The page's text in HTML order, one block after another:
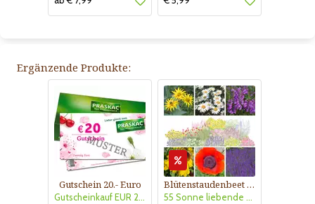
Ergänzende Produkte:
Gutschein 20.- Euro
Gutscheinkauf EUR 20.-
Blütenstaudenbeet Kollektion Nr. 504
55 Sonne liebende Stauden für 6 m² Beet mit Pflanzplan